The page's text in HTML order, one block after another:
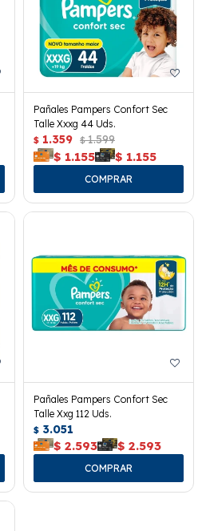
Pañales Pampers Confort Sec
Talle Xxxg 44 Uds.
$ 1.359 $ 1.599
$ 1.155 $ 1.155
Pañales Pampers Confort Sec
Talle Xxg 112 Uds.
$ 3.051
$ 2.593 $ 2.593